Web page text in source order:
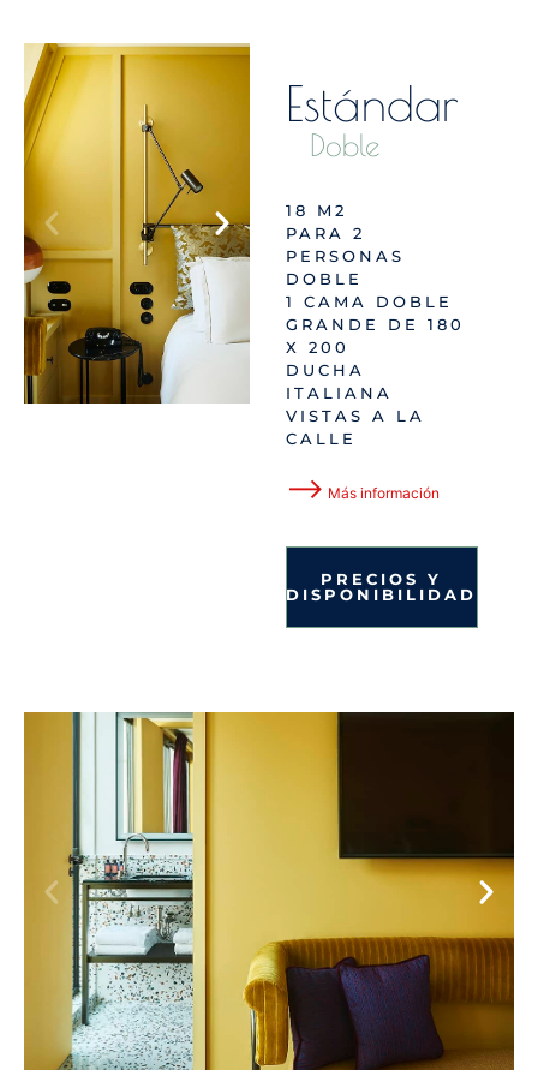
Estándar
Doble
18 M2
PARA 2
PERSONAS
DOBLE
1 CAMA DOBLE
GRANDE DE 180
X 200
DUCHA
ITALIANA
VISTAS A LA
CALLE
⟶ Más información
PRECIOS Y
DISPONIBILIDAD